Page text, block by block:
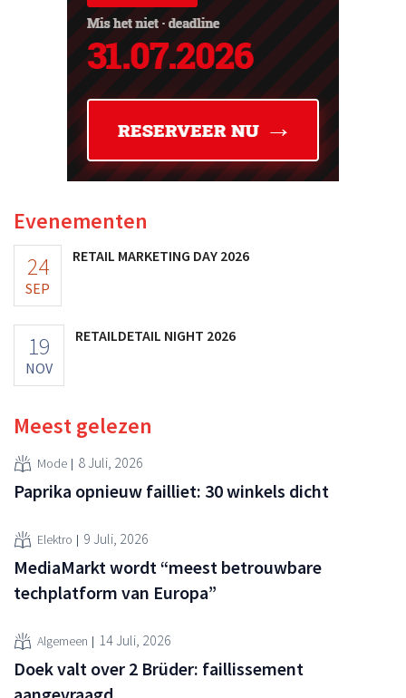
Evenementen
24
SEP
RETAIL MARKETING DAY 2026
19
NOV
RETAILDETAIL NIGHT 2026
Meest gelezen
Mode 8 Juli, 2026
Paprika opnieuw failliet: 30 winkels dicht
Elektro 9 Juli, 2026
MediaMarkt wordt “meest betrouwbare
techplatform van Europa”
Algemeen 14 Juli, 2026
Doek valt over 2 Brüder: faillissement